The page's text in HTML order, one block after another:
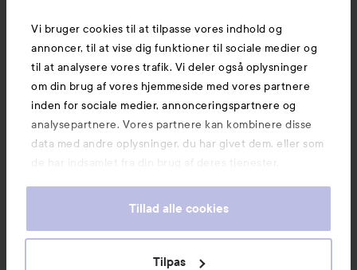
Vi bruger cookies til at tilpasse vores indhold og
annoncer, til at vise dig funktioner til sociale medier og
til at analysere vores trafik. Vi deler også oplysninger
om din brug af vores hjemmeside med vores partnere
inden for sociale medier, annonceringspartnere og
analysepartnere. Vores partnere kan kombinere disse
data med andre oplysninger, du har givet dem, eller som
de har indsamlet fra din brug af deres tjenester.
Tillad alle cookies
Tilpas